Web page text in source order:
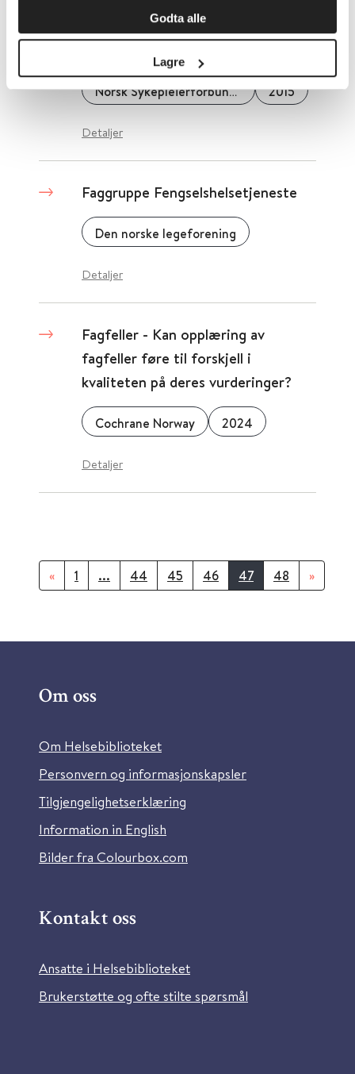
Godta alle
Lagre
Norsk Sykepleierforbund (NSF) 2015
Detaljer
Faggruppe Fengselshelsetjeneste
Den norske legeforening
Detaljer
Fagfeller - Kan opplæring av
fagfeller føre til forskjell i
kvaliteten på deres vurderinger?
Cochrane Norway 2024
Detaljer
« 1 ... 44 45 46 47 48 »
Om oss
Om Helsebiblioteket
Personvern og informasjonskapsler
Tilgjengelighetserklæring
Information in English
Bilder fra Colourbox.com
Kontakt oss
Ansatte i Helsebiblioteket
Brukerstøtte og ofte stilte spørsmål